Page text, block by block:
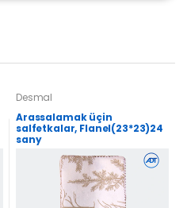
Desmal
Arassalamak üçin
salfetkalar, Flanel(23*23)24
sany